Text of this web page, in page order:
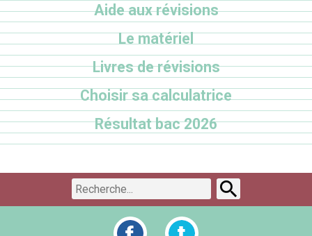
Aide aux révisions
Le matériel
Livres de révisions
Choisir sa calculatrice
Résultat bac 2026